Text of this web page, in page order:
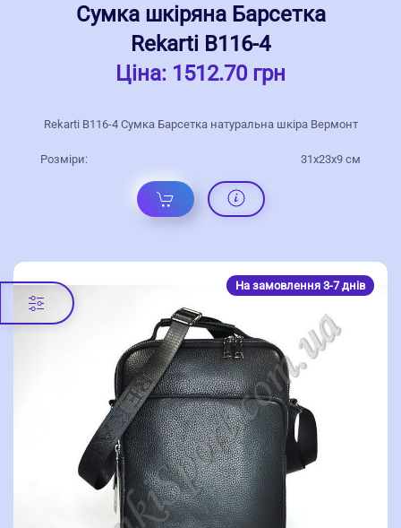
Сумка шкіряна Барсетка
Rekarti В116-4
Ціна: 1512.70 грн
Rekarti В116-4 Сумка Барсетка натуральна шкіра Вермонт
Розміри: 31х23х9 см
На замовлення 3-7 днів